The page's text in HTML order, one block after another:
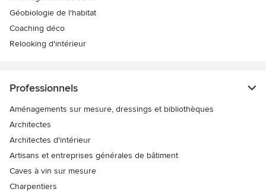
Géobiologie de l'habitat
Coaching déco
Relooking d'intérieur
Professionnels
Aménagements sur mesure, dressings et bibliothèques
Architectes
Architectes d'intérieur
Artisans et entreprises générales de bâtiment
Caves à vin sur mesure
Charpentiers